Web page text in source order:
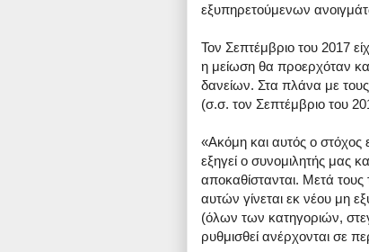
εξυπηρετούμενων
Τον Σεπτέμβριο του 2017
η μείωση θα προερχόταν
δανείων. Στα πλάνα με
(σ.σ. τον Σεπτέμβριο του
«Ακόμη και αυτός ο στόχος
εξηγεί ο συνομιλητής μας
αποκαθίστανται. Μετά
αυτών γίνεται εκ νέου μη
(όλων των κατηγοριών,
ρυθμισθεί ανέρχονται σε